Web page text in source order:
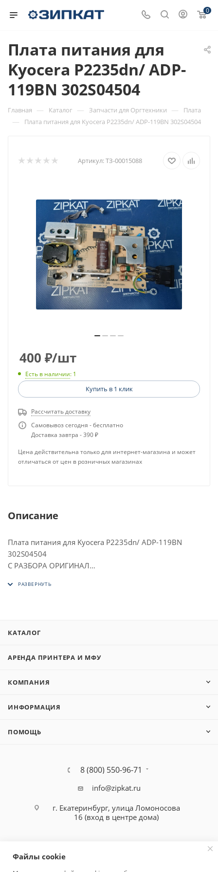
0
Плата питания для
Kyocera P2235dn/ ADP-
119BN 302S04504
Главная — Каталог — Запчасти для Оргтехники — Плата
— Плата питания для Kyocera P2235dn/ ADP-119BN 302S04504
Артикул:ТЗ-00015088
400 ₽/шт
Есть в наличии: 1
Купить в 1 клик
Рассчитать доставку
Самовывоз сегодня - бесплатно
Доставка завтра - 390 ₽
Цена действительна только для интернет-магазина и может
отличаться от цен в розничных магазинах
Описание
Плата питания для Kyocera P2235dn/ ADP-119BN
302S04504
С РАЗБОРА ОРИГИНАЛ
302RV94220 302S094100 MPW9225L
Kyocera ECOSYS M2040dn, M2540dn, M2540dw,
КАТАЛОГ
АРЕНДА ПРИНТЕРА И МФУ
КОМПАНИЯ
ИНФОРМАЦИЯ
ПОМОЩЬ
8 (800) 550-96-71
info@zipkat.ru
г. Екатеринбург, улица Ломоносова
16 (вход в центре дома)
Файлы cookie